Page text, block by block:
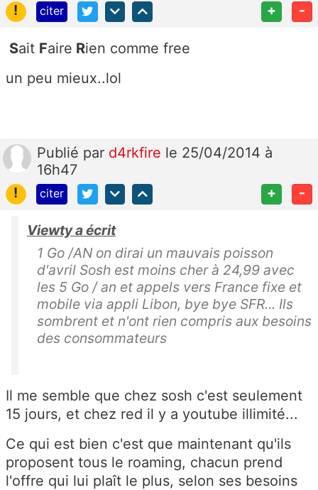
!
citer + -
Sait Faire Rien comme free
un peu mieux..lol
Publié par d4rkfire le 25/04/2014 à
16h47
!
citer + -
Viewty a écrit
1 Go /AN on dirai un mauvais poisson
d'avril Sosh est moins cher à 24,99 avec
les 5 Go / an et appels vers France fixe et
mobile via appli Libon, bye bye SFR... Ils
sombrent et n'ont rien compris aux besoins
des consommateurs
Il me semble que chez sosh c'est seulement
15 jours, et chez red il y a youtube illimité...
Ce qui est bien c'est que maintenant qu'ils
proposent tous le roaming, chacun prend
l'offre qui lui plaît le plus, selon ses besoins